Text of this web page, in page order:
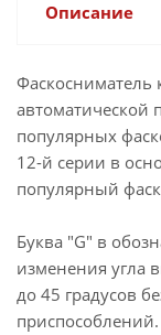
Описание
Фаскосниматель
автоматической
популярных
12-й серии в
популярный
Буква "G" в
изменения угла
до 45 градусов